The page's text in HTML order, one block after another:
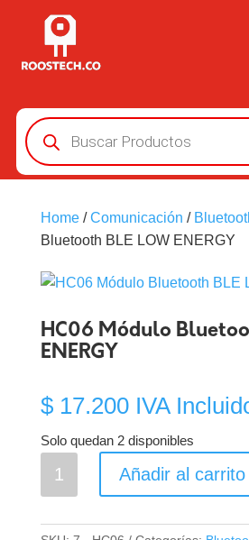
Búsqueda
de
productos
Home/Comunicación /
Bluetooth BLE LOW ENERGY
HC06 Módulo
ENERGY
$17.200 IVA
Solo quedan 2 disponibles
Módulo
Añadir al carrito